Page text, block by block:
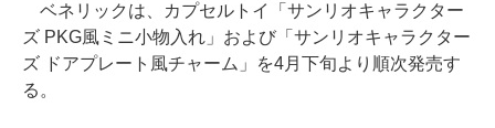
ベネリックは、カプセルトイ「サンリオキャラクター
ズ PKG風ミニ小物入れ」および「サンリオキャラクター
ズ ドアプレート風チャーム」を4月下旬より順次発売す
る。